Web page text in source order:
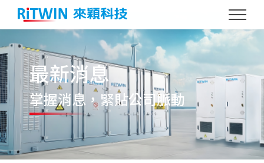
最新消息
掌握消息 ，緊貼公司脈動